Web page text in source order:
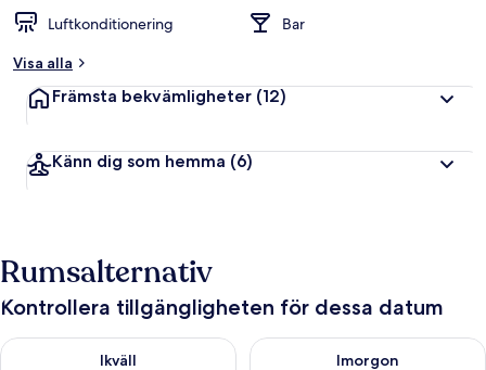
Luftkonditionering
Bar
Visa alla
Främsta bekvämligheter (12)
Känn dig som hemma (6)
Rumsalternativ
Kontrollera tillgängligheten för dessa datum
Ikväll
Kontrollera tillgängligheten för ikväll aug. 8 - aug. 9
Imorgon
Kontrollera tillgängligheten